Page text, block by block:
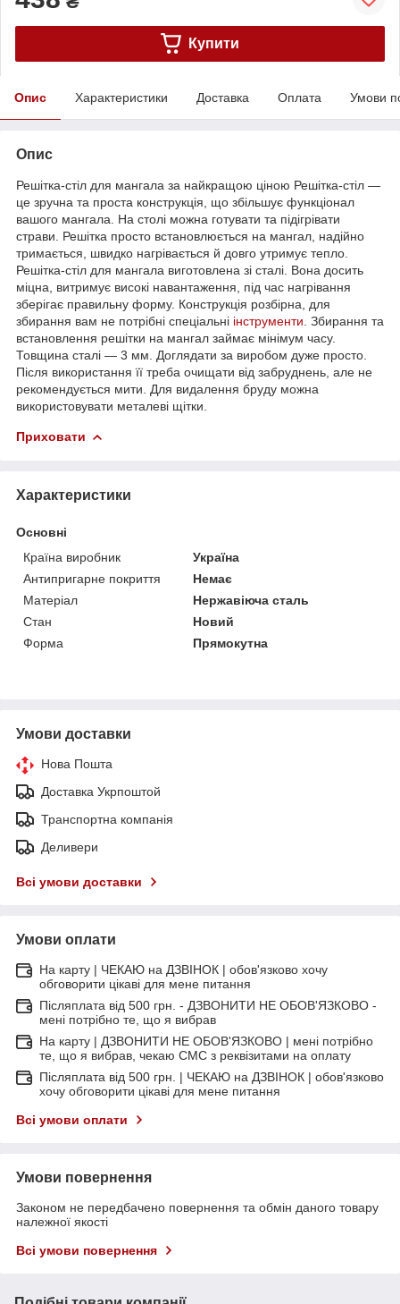
Купити
Опис Характеристики Доставка Оплата Умови
Опис
Решітка-стіл для мангала за найкращою ціною Решітка-стіл —
це зручна та проста конструкція, що збільшує функціонал
вашого мангала. На столі можна готувати та підігрівати
страви. Решітка просто встановлюється на мангал, надійно
тримається, швидко нагрівається й довго утримує тепло.
Решітка-стіл для мангала виготовлена зі сталі. Вона досить
міцна, витримує високі навантаження, під час нагрівання
зберігає правильну форму. Конструкція розбірна, для
збирання вам не потрібні спеціальні інструменти . Збирання та
встановлення решітки на мангал займає мінімум часу.
Товщина сталі — 3 мм. Доглядати за виробом дуже просто.
Після використання її треба очищати від забруднень, але не
рекомендується мити. Для видалення бруду можна
використовувати металеві щітки.
Приховати
Характеристики
Основні
Країна виробник
Україна
Антипригарне покриття
Немає
Матеріал
Нержавіюча сталь
Стан
Новий
Форма
Прямокутна
Умови доставки
Нова Пошта
Доставка Укрпоштой
Транспортна компанія
Деливери
Всі умови доставки
Умови оплати
На карту | ЧЕКАЮ на ДЗВІНОК | обов'язково хочу
обговорити цікаві для мене питання
Післяплата від 500 грн. - ДЗВОНИТИ НЕ ОБОВ'ЯЗКОВО -
мені потрібно те, що я вибрав
На карту | ДЗВОНИТИ НЕ ОБОВ'ЯЗКОВО | мені потрібно
те, що я вибрав, чекаю СМС з реквізитами на оплату
Післяплата від 500 грн. | ЧЕКАЮ на ДЗВІНОК | обов'язково
хочу обговорити цікаві для мене питання
Всі умови оплати
Умови повернення
Законом не передбачено повернення та обмін даного товару
належної якості
Всі умови повернення